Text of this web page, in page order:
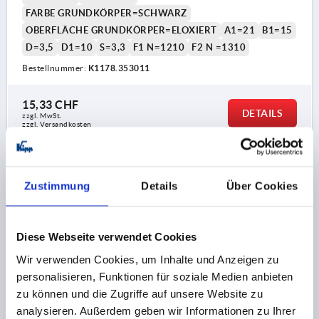
Zustimmung Details Über Cookies
Diese Webseite verwendet Cookies
Wir verwenden Cookies, um Inhalte und Anzeigen zu
personalisieren, Funktionen für soziale Medien anbieten
zu können und die Zugriffe auf unsere Website zu
analysieren. Außerdem geben wir Informationen zu Ihrer
FARBE GRUNDKÖRPER=SCHWARZ
OBERFLÄCHE GRUNDKÖRPER=ELOXIERT
A1=21
B1=15
D=3,5
D1=10 S=3,3 F1 N=1210 F2 N =1310
Bestellnummer: K1178.353011
15,33 CHF
zzgl. MwSt.
zzgl. Versandkosten
DETAILS
FARBLOS ELOXIERT